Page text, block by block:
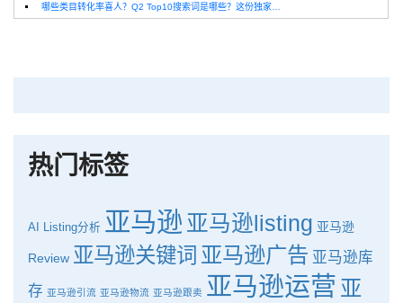
哪些类目转化率喜人？Q2 Top10搜索词是哪些？这份独家报告来解答！
热门标签
AI Listing分析 亚马逊 亚马逊listing 亚马逊
Review 亚马逊关键词 亚马逊广告 亚马逊库
存 亚马逊引流 亚马逊物流 亚马逊跟卖 亚马逊运营 亚